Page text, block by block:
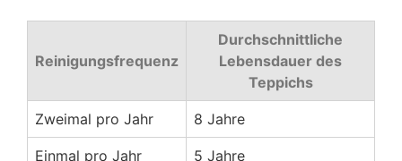
Reinigungsfrequenz
Durchschnittliche
Lebensdauer des
Teppichs
Zweimal pro Jahr 8 Jahre
Einmal pro Jahr 5 Jahre